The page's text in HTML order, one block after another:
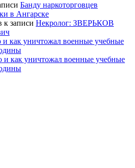
Банду наркоторговцев
в Ангарске
к записи Некролог: ЗВЕРЬКОВ
и как уничтожал военные учебные
и как уничтожал военные учебные